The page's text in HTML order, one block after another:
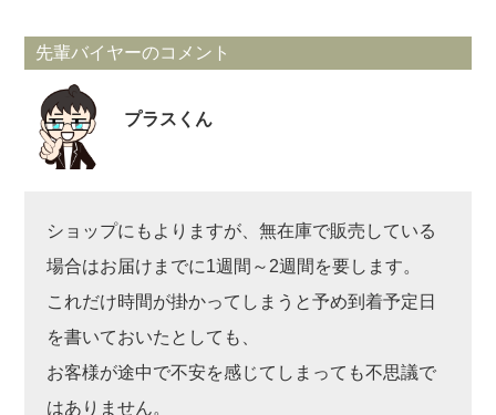
先輩バイヤーのコメント
プラスくん
ショップにもよりますが、無在庫で販売している
場合はお届けまでに1週間～2週間を要します。
これだけ時間が掛かってしまうと予め到着予定日
を書いておいたとしても、
お客様が途中で不安を感じてしまっても不思議で
はありません。